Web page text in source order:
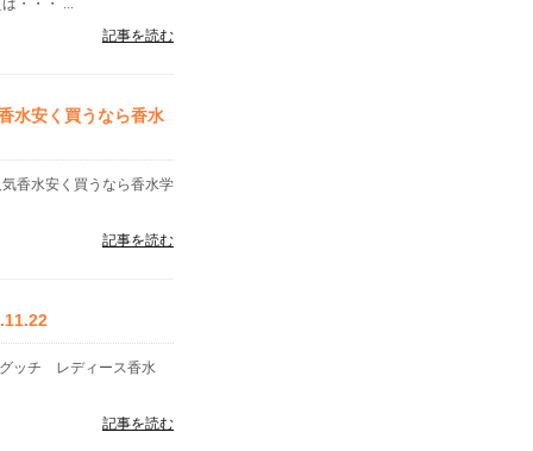
・・・ ...
記事を読む
安く買うなら香水
香水安く買うなら香水学
記事を読む
ッチ レディース香水
記事を読む